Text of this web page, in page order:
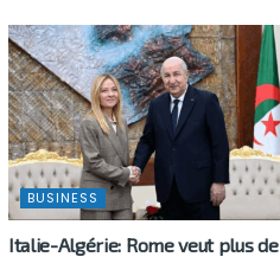
BUSINESS
Italie-Algérie: Rome veut plus de